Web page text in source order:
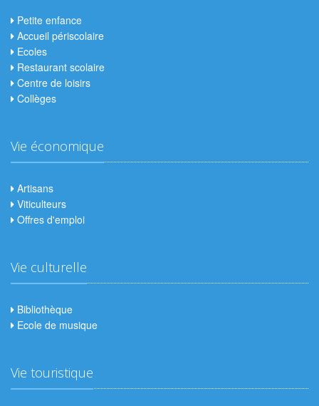
Petite enfance
Accueil périscolaire
Ecoles
Restaurant scolaire
Centre de loisirs
Collèges
Vie économique
Artisans
Viticulteurs
Offres d'emploi
Vie culturelle
Bibliothèque
Ecole de musique
Vie touristique